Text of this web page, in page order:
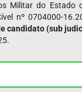
Militar do Estado
nº 0704000-
candidato (sub